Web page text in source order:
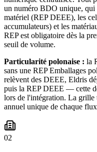
un numéro BDO unique,
matériel (REP DEEE), les
accumulateurs) et les
REP est obligatoire dès la
seuil de volume.
Particularité polonaise : la
sans une REP Emballages
relèvent des DEEE, Eldris
puis la REP DEEE — cette
lors de l'intégration. La grille
annuel unique de chaque
02